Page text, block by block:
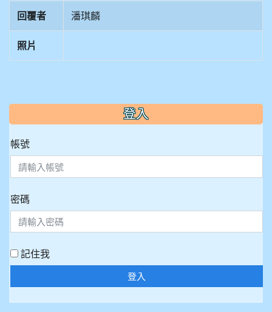
回覆者 潘琪麟
照片
::: 登入
帳號
密碼
記住我
登入